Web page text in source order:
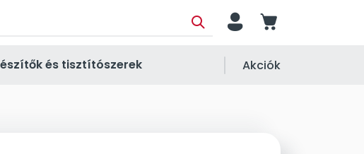
person cart
és tisztítószerek Akciók